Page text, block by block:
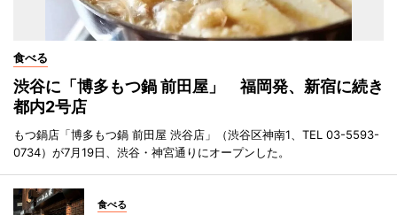
食べる
渋谷に「博多もつ鍋 前田屋」 福岡発、新宿に続き
都内2号店
もつ鍋店「博多もつ鍋 前田屋 渋谷店」（渋谷区神南1、TEL 03-5593-
0734）が7月19日、渋谷・神宮通りにオープンした。
食べる